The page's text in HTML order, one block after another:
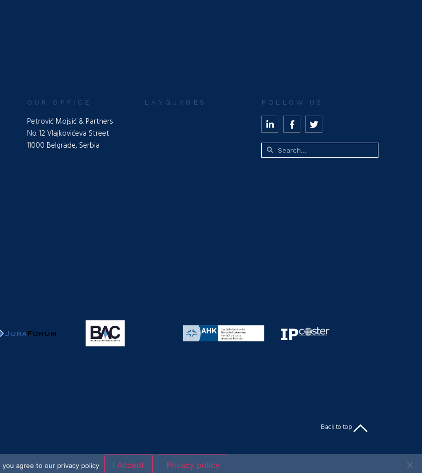
OUR OFFICE
Petrović Mojsić & Partners
No. 12 Vlajkovićeva Street
11000 Belgrade, Serbia
LANGUAGES FOLLOW US
Back to top
you agree to our privacy policy I Accept Privacy policy